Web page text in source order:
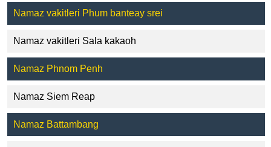
Namaz vakitleri Phum banteay srei
Namaz vakitleri Sala kakaoh
Namaz Phnom Penh
Namaz Siem Reap
Namaz Battambang